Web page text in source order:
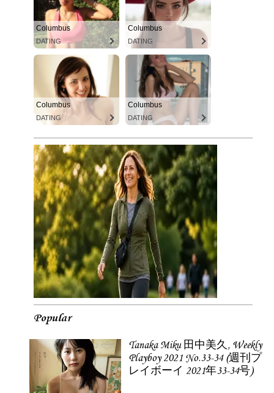
Columbus
DATING
Columbus
DATING
Columbus
DATING
Columbus
DATING
Popular
Tanaka Miku 田中美久, Weekly
Playboy 2021 No.33-34 (週刊プ
レイボーイ 2021年33-34号)